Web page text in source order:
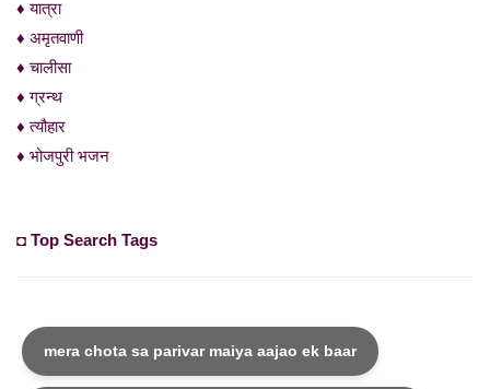
♦ यात्रा
♦ अमृतवाणी
♦ चालीसा
♦ ग्रन्थ
♦ त्यौहार
♦ भोजपुरी भजन
◘ Top Search Tags
mera chota sa parivar maiya aajao ek baar